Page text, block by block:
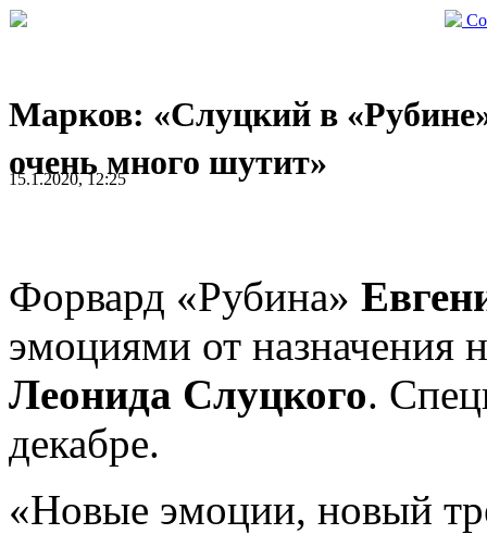
Марков: «Слуцкий в
очень много шутит»
15.1.2020, 12:25
Форвард «Рубина»
эмоциями от назначения
Леонида Слуцкого.
декабре.
«Новые эмоции, новый